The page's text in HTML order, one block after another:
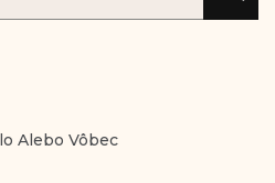
Alebo Vôbec